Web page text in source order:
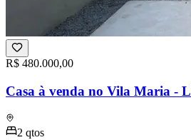
R$ 480.000,00
Casa à venda no Vila Maria -
2 qtos